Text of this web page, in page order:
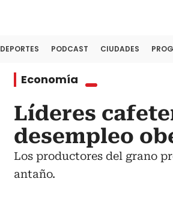
DEPORTES PODCAST CIUDADES
Economía
Líderes
desempleo
Los productores del grano
antaño.